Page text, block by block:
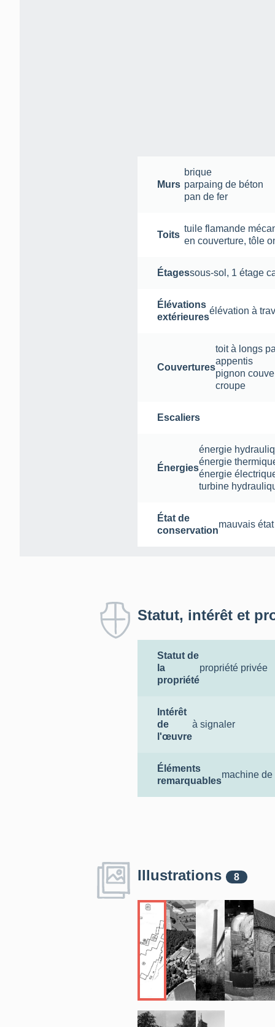
Murs
brique
parpaing de béton
pan de fer
Toits
tuile flamande
en couverture,tôle
Étagessous-sol , 1 étage
Élévations
extérieures
élévation à
Couvertures
toit à longs
appentis
pignon
croupe
Escaliers
Énergies
énergie
énergie
énergie
turbine
État de
conservation
mauvais état
Statut, intérêt et
Statut de
la
propriété
propriété privée
Intérêt
de
l'œuvre
à signaler
Éléments
remarquables
machine
Illustrations 8